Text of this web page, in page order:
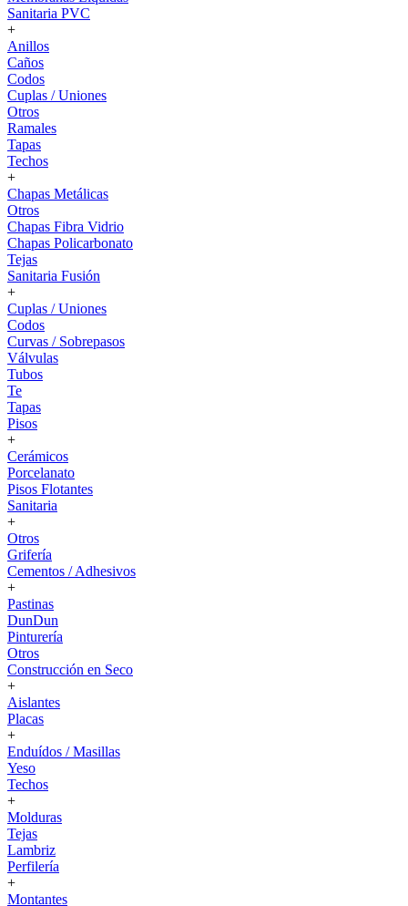
Sanitaria PVC
+
Anillos
Caños
Codos
Cuplas / Uniones
Otros
Ramales
Tapas
Techos
+
Chapas Metálicas
Otros
Chapas Fibra Vidrio
Chapas Policarbonato
Tejas
Sanitaria Fusión
+
Cuplas / Uniones
Codos
Curvas / Sobrepasos
Válvulas
Tubos
Te
Tapas
Pisos
+
Cerámicos
Porcelanato
Pisos Flotantes
Sanitaria
+
Otros
Grifería
Cementos / Adhesivos
+
Pastinas
DunDun
Pinturería
Otros
Construcción en Seco
+
Aislantes
Placas
+
Enduídos / Masillas
Yeso
Techos
+
Molduras
Tejas
Lambriz
Perfilería
+
Montantes